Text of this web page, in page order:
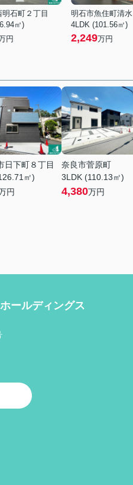
石町２丁目
㎡)
円
明石市魚住町清水
4LDK (101.56㎡)
2,249万円
日下町８丁目
㎡)
円
奈良市菅原町
3LDK (110.13㎡)
4,380万円
ールディングス